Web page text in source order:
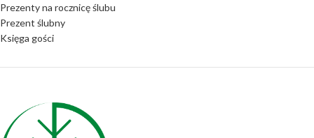
Prezenty na rocznicę ślubu
Prezent ślubny
Księga gości